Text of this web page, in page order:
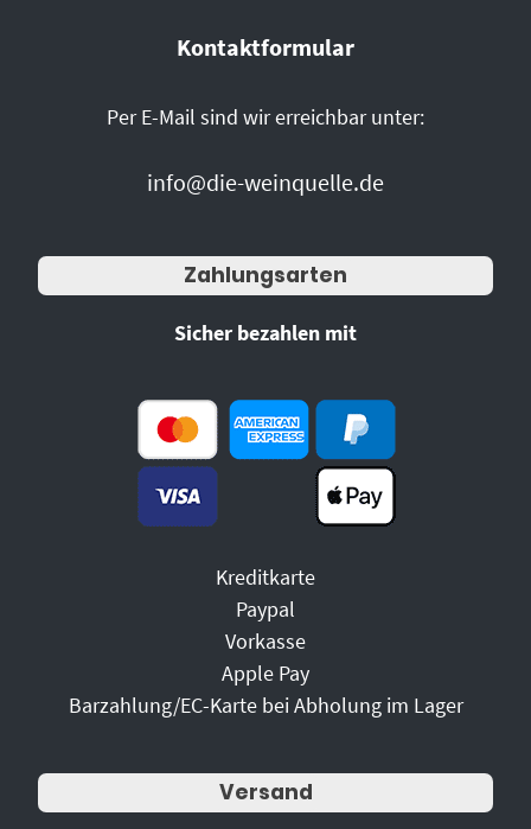
Kontaktformular
Per E-Mail sind wir erreichbar unter:
info@die-weinquelle.de
Zahlungsarten
Sicher bezahlen mit
Kreditkarte
Paypal
Vorkasse
Apple Pay
Barzahlung/EC-Karte bei Abholung im Lager
Versand